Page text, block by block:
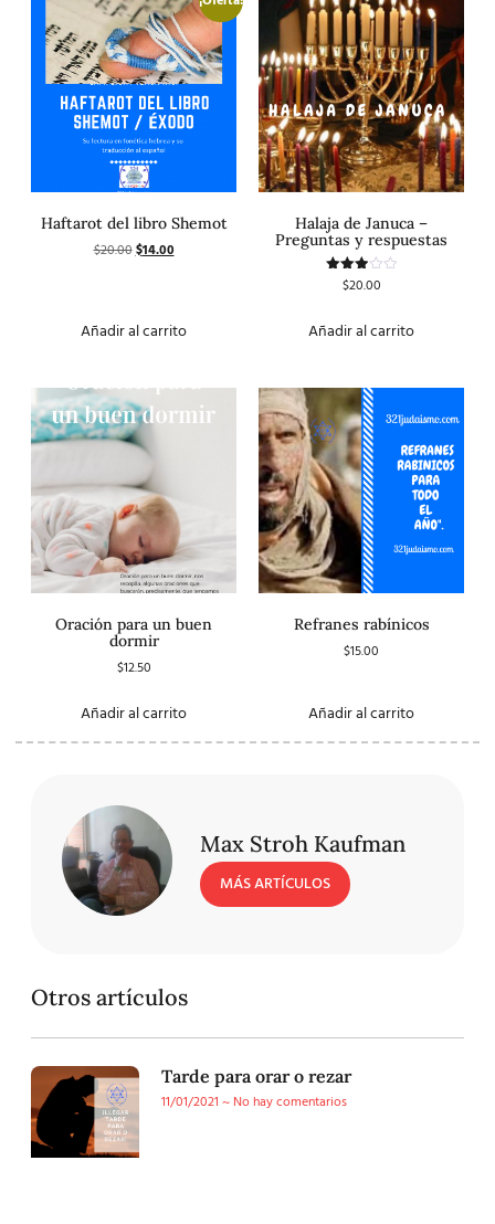
Haftarot del libro Shemot
$20.00$14.00
Añadir al carrito
Halaja de Januca –
Preguntas y respuestas
Valorado
de 5
$20.00
Añadir al carrito
Oración para un buen
dormir
$12.50
Añadir al carrito
Refranes rabínicos
$15.00
Añadir al carrito
Max Stroh Kaufman
MÁS ARTÍCULOS
Otros artículos
Tarde para orar o rezar
11/01/2021
No hay comentarios